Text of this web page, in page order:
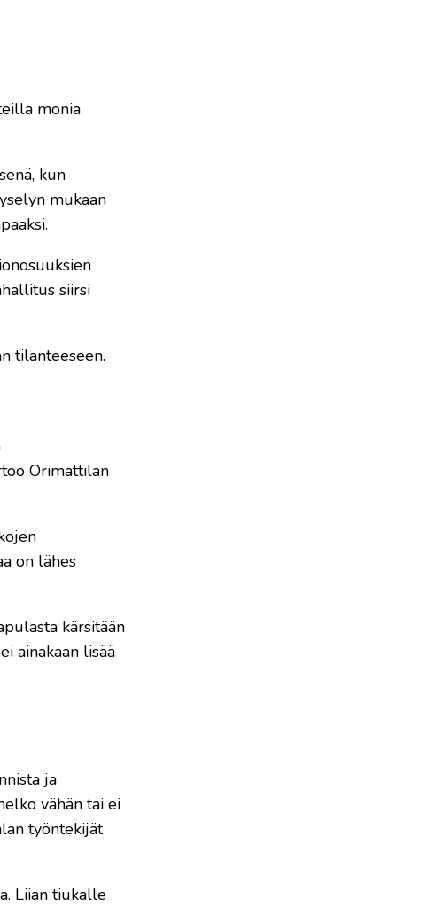
monia
kun
mukaan
siirsi
tilanteeseen.
Orimattilan
on lähes
kärsitään
ainakaan lisää
ja
vähän tai ei
työntekijät
Liian tiukalle